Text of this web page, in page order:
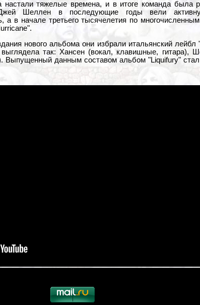
настали тяжелые времена, и в итоге команда была
Шеллен в последующие годы вели
а в начале третьего тысячелетия по
нового альбома они избрали итальянский лейбл
так: Хансен (вокал, клавишные, гитара),
Выпущенный данным составом альбом "Liquifury"